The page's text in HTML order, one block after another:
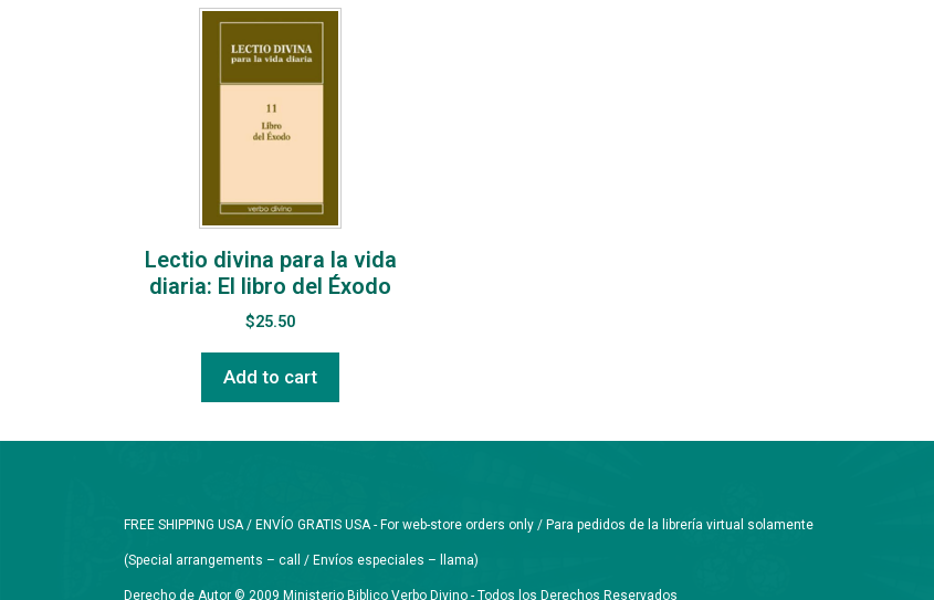
Lectio divina para la vida
diaria: El libro del Éxodo
$25.50
Add to cart
FREE SHIPPING USA / ENVÍO GRATIS USA - For web-store orders only / Para pedidos de la librería virtual solamente
(Special arrangements – call / Envíos especiales – llama)
Derecho de Autor © 2009 Ministerio Biblico Verbo Divino - Todos los Derechos Reservados